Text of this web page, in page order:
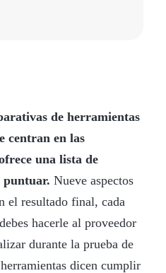
de herramientas
centran en las
una lista de
puntuar. Nueve aspectos
el resultado final, cada
hacerle al proveedor
durante la prueba de
dicen cumplir